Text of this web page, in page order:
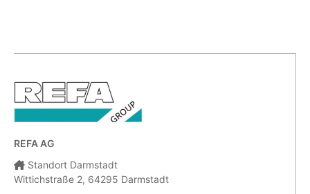
REFA AG
Standort Darmstadt
Wittichstraße 2, 64295 Darmstadt